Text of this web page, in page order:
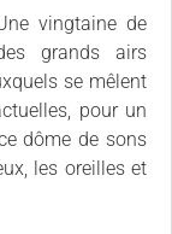
vingtaine de
grands airs
se mêlent
pour un
dôme de sons
les oreilles et